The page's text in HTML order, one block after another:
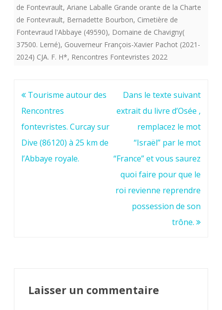
de Fontevrault, Ariane Laballe Grande orante de la Charte
de Fontevrault, Bernadette Bourbon, Cimetière de
Fontevraud l'Abbaye (49590), Domaine de Chavigny(
37500. Lerné), Gouverneur François-Xavier Pachot (2021-
2024) CJA. F. H*, Rencontres Fontevristes 2022
Navigation
de
l’article
Tourisme autour des
Rencontres
fontevristes. Curcay sur
Dive (86120) à 25 km de
l’Abbaye royale.
Dans le texte suivant
extrait du livre d’Osée ,
remplacez le mot
“Israël” par le mot
“France” et vous saurez
quoi faire pour que le
roi revienne reprendre
possession de son
trône.
Laisser un commentaire